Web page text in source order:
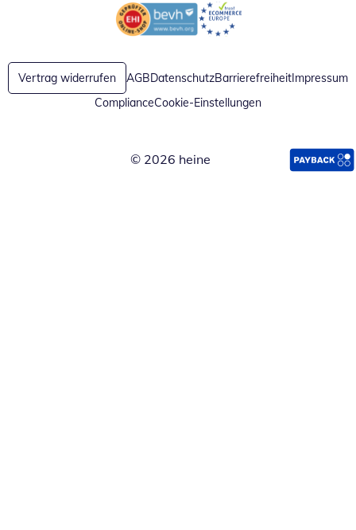
Öffnet in neuem FensterÖffnet in neuem Fenster
Vertrag widerrufen AGBDatenschutzBarrierefreiheitImpressum
ComplianceCookie-Einstellungen
© 2026 heine